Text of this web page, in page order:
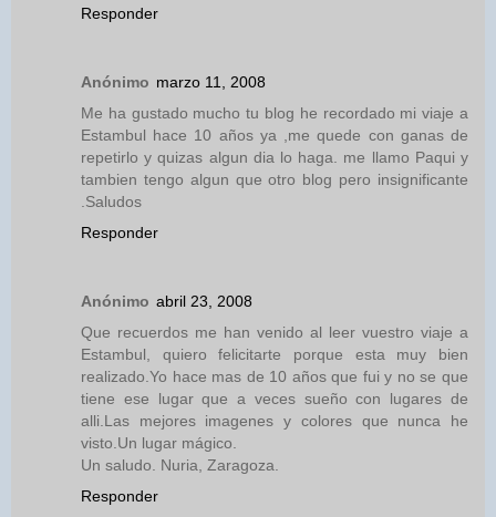
Responder
Anónimo marzo 11, 2008
Me ha gustado mucho tu blog he recordado mi viaje a
Estambul hace 10 años ya ,me quede con ganas de
repetirlo y quizas algun dia lo haga. me llamo Paqui y
tambien tengo algun que otro blog pero insignificante
.Saludos
Responder
Anónimo abril 23, 2008
Que recuerdos me han venido al leer vuestro viaje a
Estambul, quiero felicitarte porque esta muy bien
realizado.Yo hace mas de 10 años que fui y no se que
tiene ese lugar que a veces sueño con lugares de
alli.Las mejores imagenes y colores que nunca he
visto.Un lugar mágico.
Un saludo. Nuria, Zaragoza.
Responder